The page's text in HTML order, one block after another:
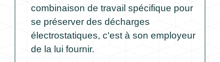
combinaison de travail spécifique pour
se préserver des décharges
électrostatiques, c'est à son employeur
de la lui fournir.